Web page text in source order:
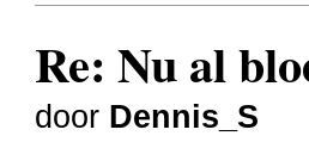
Re: Nu al
door Dennis_S